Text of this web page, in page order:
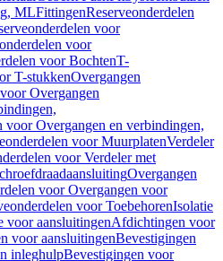
MLFittingenReserveonderdelen
voor
voor
voor BochtenT-
T-stukkenOvergangen
Overgangen
voor Overgangen en verbindingen,
voor MuurplatenVerdeler
voor Verdeler met
Overgangen
voor Overgangen voor
voor ToebehorenIsolatie
voor aansluitingenAfdichtingen voor
voor aansluitingenBevestigingen
inleghulpBevestigingen voor